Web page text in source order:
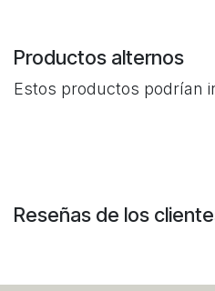
Productos alternos
Estos productos podrían
Reseñas de los